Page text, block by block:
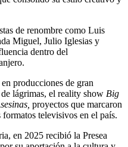
de renombre como Luis
Miguel, Julio Iglesias y
dentro del
producciones de gran
lágrimas, el reality show Big
proyectos que marcaron
televisivos en el país.
en 2025 recibió la Presea